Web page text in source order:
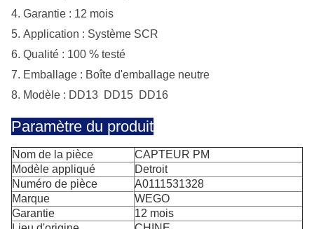
4. Garantie : 12 mois
5. Application : Système SCR
6. Qualité : 100 % testé
7. Emballage : Boîte d'emballage neutre
8. Modèle : DD13 DD15 DD16
Paramètre du produit
Nom de la pièce
CAPTEUR PM
Modèle appliqué
Detroit
Numéro de pièce
A0111531328
Marque
WEGO
Garantie
12 mois